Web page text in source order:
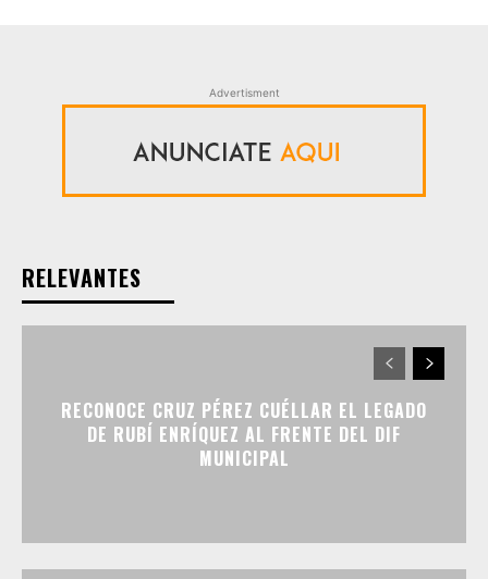
Advertisment
RELEVANTES
RECONOCE CRUZ PÉREZ CUÉLLAR EL LEGADO
DE RUBÍ ENRÍQUEZ AL FRENTE DEL DIF
MUNICIPAL